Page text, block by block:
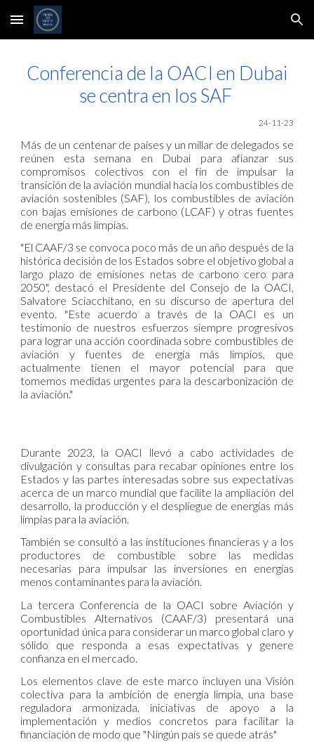
Skip to main content Skip to navigation
Conferencia de la OACI en Dubai
se centra en los SAF
24-11-23
Más de un centenar de países y un millar de delegados se
reúnen esta semana en Dubai para afianzar sus
compromisos colectivos con el fin de impulsar la
transición de la aviación mundial hacia los combustibles de
aviación sostenibles (SAF), los combustibles de aviación
con bajas emisiones de carbono (LCAF) y otras fuentes
de energía más limpias.
"El CAAF/3 se convoca poco más de un año después de la
histórica decisión de los Estados sobre el objetivo global a
largo plazo de emisiones netas de carbono cero para
2050", destacó el Presidente del Consejo de la OACI,
Salvatore Sciacchitano, en su discurso de apertura del
evento. "Este acuerdo a través de la OACI es un
testimonio de nuestros esfuerzos siempre progresivos
para lograr una acción coordinada sobre combustibles de
aviación y fuentes de energía más limpios, que
actualmente tienen el mayor potencial para que
tomemos medidas urgentes para la descarbonización de
la aviación."
Durante 2023, la OACI llevó a cabo actividades de
divulgación y consultas para recabar opiniones entre los
Estados y las partes interesadas sobre sus expectativas
acerca de un marco mundial que facilite la ampliación del
desarrollo, la producción y el despliegue de energías más
limpias para la aviación.
También se consultó a las instituciones financieras y a los
productores de combustible sobre las medidas
necesarias para impulsar las inversiones en energías
menos contaminantes para la aviación.
La tercera Conferencia de la OACI sobre Aviación y
Combustibles Alternativos (CAAF/3) presentará una
oportunidad única para considerar un marco global claro y
sólido que responda a esas expectativas y genere
confianza en el mercado.
Los elementos clave de este marco incluyen una Visión
colectiva para la ambición de energía limpia, una base
reguladora armonizada, iniciativas de apoyo a la
implementación y medios concretos para facilitar la
financiación de modo que "Ningún país se quede atrás"